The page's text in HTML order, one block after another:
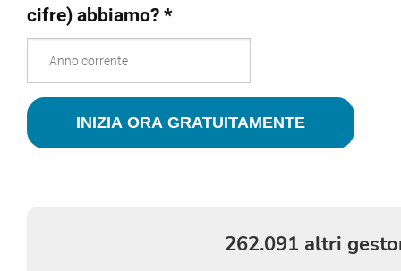
cifre) abbiamo? *
262.091 altri